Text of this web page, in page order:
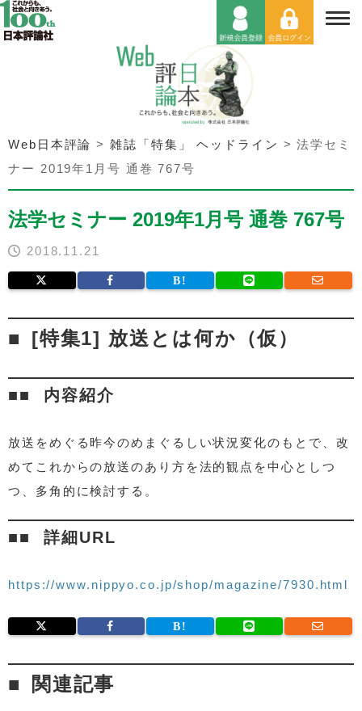
Web日本評論 >雑誌「特集」 ヘッドライン >法学セミ
ナー 2019年1月号 通巻 767号
法学セミナー 2019年1月号 通巻 767号
2018.11.21
[特集1] 放送とは何か（仮）
内容紹介
放送をめぐる昨今のめまぐるしい状況変化のもとで、改
めてこれからの放送のあり方を法的観点を中心としつ
つ、多角的に検討する。
詳細URL
https://www.nippyo.co.jp/shop/magazine/7930.html
関連記事